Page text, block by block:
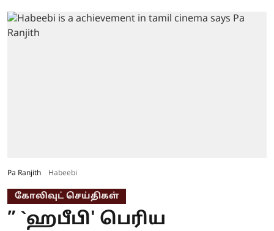
Pa Ranjith Habeebi
கோலிவுட் செய்திகள்
” `ஹபீபி' பெரிய